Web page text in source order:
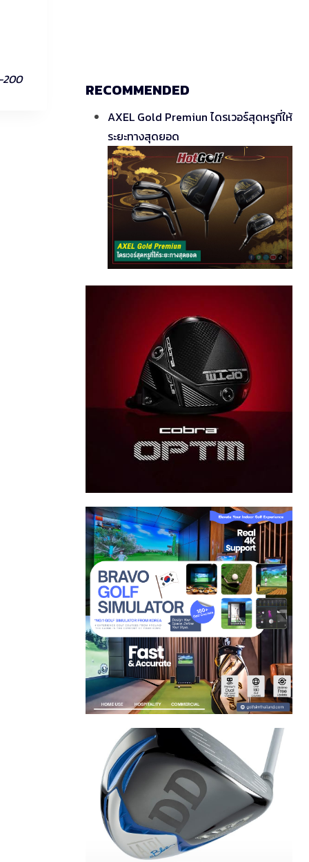
200
RECOMMENDED
AXEL Gold Premiun ไดรเวอร์สุดหรูที่ให้
ระยะทางสุดยอด